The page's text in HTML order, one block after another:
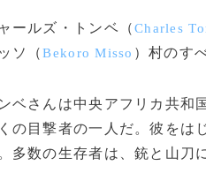
ールズ・トンベ（Charles
ソ（Bekoro Misso ）村のす
ベさんは中央アフリカ共和
の目撃者の一人だ。彼をは
多数の生存者は、銃と山刀